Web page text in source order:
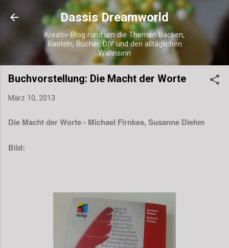
Direkt zum Hauptbereich
Dassis Dreamworld
Kreativ-Blog rund um die Themen Backen,
Basteln, Bücher, DIY und den alltäglichen
Wahnsinn
Buchvorstellung: Die Macht der Worte
März 10, 2013
Die Macht der Worte - Michael Firnkes, Susanne Diehm
Bild: